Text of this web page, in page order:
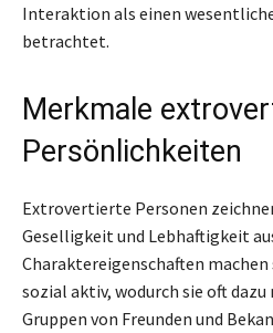
Interaktion als einen
betrachtet.
Merkmale
Persönlichkeiten
Extrovertierte Personen
Geselligkeit und Lebhaftigkeit
Charaktereigenschaften
sozial aktiv, wodurch sie oft
Gruppen von Freunden und